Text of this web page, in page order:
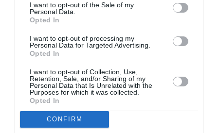
I want to opt-out of the Sale of my
Personal Data.
Opted In
I want to opt-out of processing my
Personal Data for Targeted Advertising.
Opted In
I want to opt-out of Collection, Use,
Retention, Sale, and/or Sharing of my
Personal Data that Is Unrelated with the
Purposes for which it was collected.
Opted In
CONFIRM
Πολυάννα Το
της Κάρμεν
Ρουγγέρη στο 55ο
Φεστιβάλ Ολύμπου
2026